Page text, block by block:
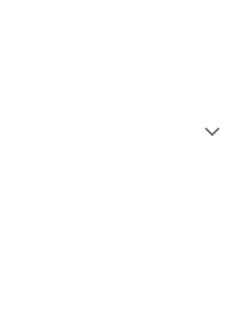
expand_more